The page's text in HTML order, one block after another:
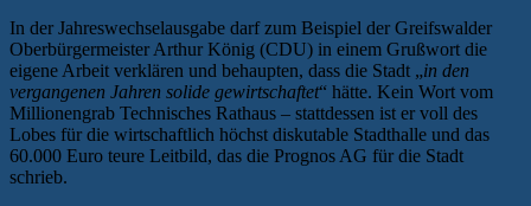
In der Jahreswechselausgabe darf zum Beispiel der Greifswalder
Oberbürgermeister Arthur König (CDU) in einem Grußwort die
eigene Arbeit verklären und behaupten, dass die Stadt „in den
vergangenen Jahren solide gewirtschaftet“ hätte. Kein Wort vom
Millionengrab Technisches Rathaus – stattdessen ist er voll des
Lobes für die wirtschaftlich höchst diskutable Stadthalle und das
60.000 Euro teure Leitbild, das die Prognos AG für die Stadt
schrieb.